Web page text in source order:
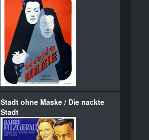
Stadt ohne Maske / Die nackte
Stadt